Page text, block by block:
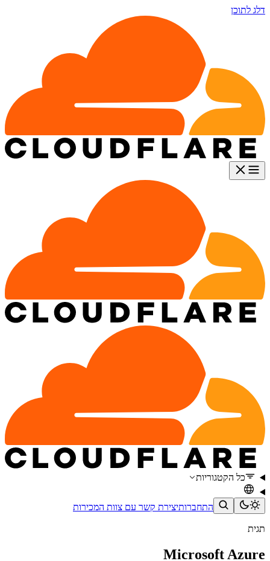
דלג לתוכן
כל הקטגוריות
התחברותיצירת קשר עם צוות המכירות
תגית
Microsoft Azure